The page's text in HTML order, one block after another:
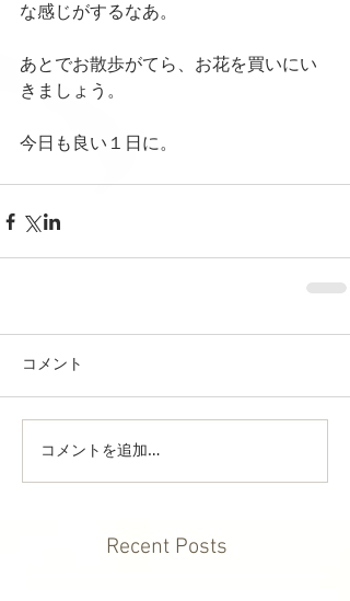
な感じがするなあ。
あとでお散歩がてら、お花を買いにい
きましょう。
今日も良い１日に。
コメント
コメントを追加…
Recent Posts